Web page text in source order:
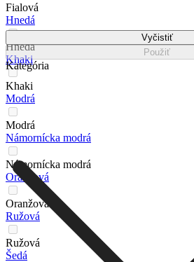
Fialová
Hnedá
Hnedá
Khaki
Khaki
Modrá
Modrá
Námornícka modrá
Námornícka modrá
Oranžová
Oranžová
Ružová
Ružová
Šedá
Vyčistiť
Použiť
Kategória